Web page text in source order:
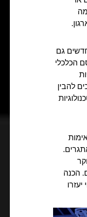
גם
הכלכלי
להבין
הכנה